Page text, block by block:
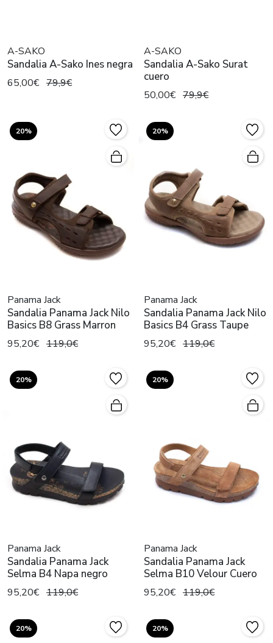
A-SAKO
Sandalia A-Sako Ines negra
65,00€ 79,9€
A-SAKO
Sandalia A-Sako Surat
cuero
50,00€ 79,9€
20%
Panama Jack
Sandalia Panama Jack Nilo
Basics B8 Grass Marron
95,20€ 119,0€
20%
Panama Jack
Sandalia Panama Jack Nilo
Basics B4 Grass Taupe
95,20€ 119,0€
20%
Panama Jack
Sandalia Panama Jack
Selma B4 Napa negro
95,20€ 119,0€
20%
Panama Jack
Sandalia Panama Jack
Selma B10 Velour Cuero
95,20€ 119,0€
20% 20%